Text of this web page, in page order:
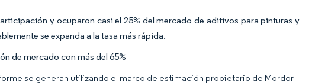
y ocuparon casi el 25% del mercado de aditivos para pinturas y
se expanda a la tasa más rápida.
de mercado con más del 65%
se generan utilizando el marco de estimación propietario de Mordor